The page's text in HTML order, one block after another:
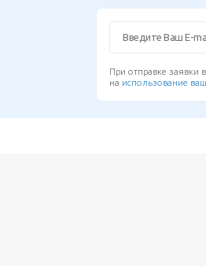
При отправке заявки
на использование